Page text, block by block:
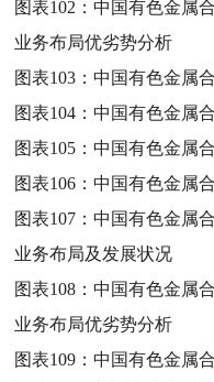
图表102：中国有色金属
业务布局优劣势分析
图表103：中国有色金属
图表104：中国有色金属
图表105：中国有色金属
图表106：中国有色金属
图表107：中国有色金属
业务布局及发展状况
图表108：中国有色金属
业务布局优劣势分析
图表109：中国有色金属